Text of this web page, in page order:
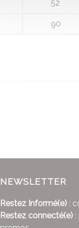
52
90
NEWSLETTER
Restez Informé(e) :
Restez connecté(e)